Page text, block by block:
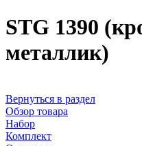
STG 1390
металлик)
Вернуться в раздел
Обзор товара
Набор
Комплект